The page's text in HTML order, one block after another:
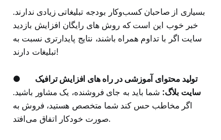
بسیاری از صاحبان کسب‌وکار بودجه تبلیغاتی زیادی ندارند.
خبر خوب این است که روش های رایگان افزایش بازدید
سایت اگر با تداوم همراه باشند، نتایج پایدارتری نسبت به
تبلیغات دارند!
● تولید محتوای آموزشی در راه های افزایش ترافیک
سایت‌ بلاگ: شما باید به جای فروشنده، یک مشاور باشید.
اگر مخاطب حس کند شما متخصص هستید، فروش به
صورت خودکار اتفاق می‌افتد.